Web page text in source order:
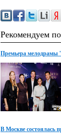
Рекомендуем
Премьера мелодрамы
В Москве состоялась